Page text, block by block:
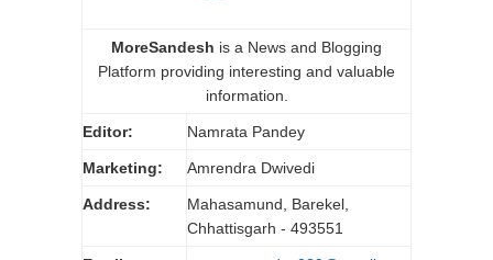
MoreSandesh is a News and Blogging
Platform providing interesting and valuable
information.
Editor: Namrata Pandey
Marketing: Amrendra Dwivedi
Address:
Mahasamund, Barekel,
Chhattisgarh - 493551